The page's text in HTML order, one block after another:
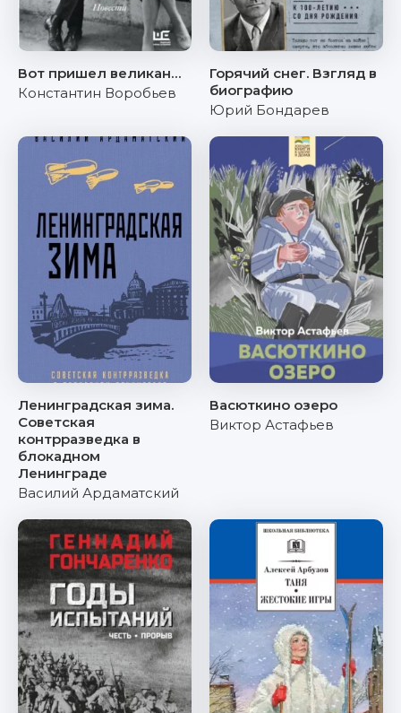
Вот пришел великан…
Константин Воробьев
Горячий снег. Взгляд в
биографию
Юрий Бондарев
Ленинградская зима.
Советская
контрразведка в
блокадном
Ленинграде
Василий Ардаматский
Васюткино озеро
Виктор Астафьев